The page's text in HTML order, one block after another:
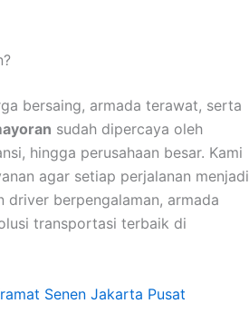
bersaing, armada terawat, serta
sudah dipercaya oleh
hingga perusahaan besar. Kami
agar setiap perjalanan menjadi
driver berpengalaman, armada
transportasi terbaik di
Senen Jakarta Pusat